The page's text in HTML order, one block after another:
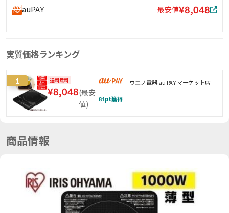
auPAY 最安値¥8,048
実質価格ランキング
1 送料無料
¥8,048(最安
値)
ウエノ電器 au PAY マーケット店
81pt獲得
商品情報